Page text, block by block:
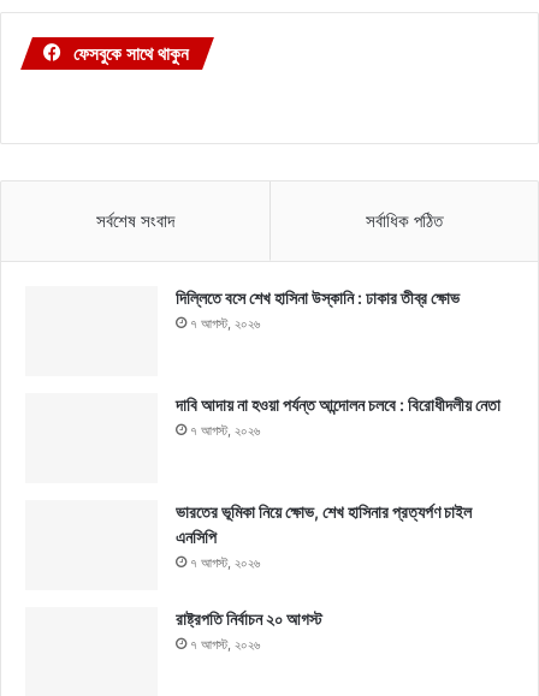
ফেসবুকে সাথে থাকুন
সর্বশেষ সংবাদ সর্বাধিক পঠিত
দিল্লিতে বসে শেখ হাসিনা উস্কানি : ঢাকার তীব্র ক্ষোভ
৭ আগস্ট, ২০২৬
দাবি আদায় না হওয়া পর্যন্ত আন্দোলন চলবে : বিরোধীদলীয় নেতা
৭ আগস্ট, ২০২৬
ভারতের ভূমিকা নিয়ে ক্ষোভ, শেখ হাসিনার প্রত্যর্পণ চাইল
এনসিপি
৭ আগস্ট, ২০২৬
রাষ্ট্রপতি নির্বাচন ২০ আগস্ট
৭ আগস্ট, ২০২৬